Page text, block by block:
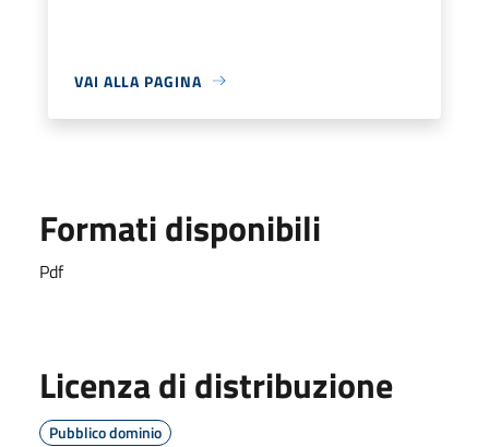
VAI ALLA PAGINA
Formati disponibili
Pdf
Licenza di distribuzione
Pubblico dominio